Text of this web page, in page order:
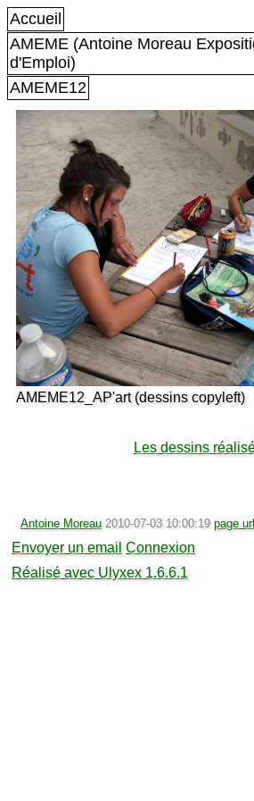
Accueil
AMEME (Antoine Moreau
d'Emploi)
AMEME12
AMEME12_AP'art (dessins copyleft)
Les dessins
Antoine Moreau 2010-07-03 10:00:19 page url
Envoyer un email Connexion
Réalisé avec Ulyxex 1.6.6.1